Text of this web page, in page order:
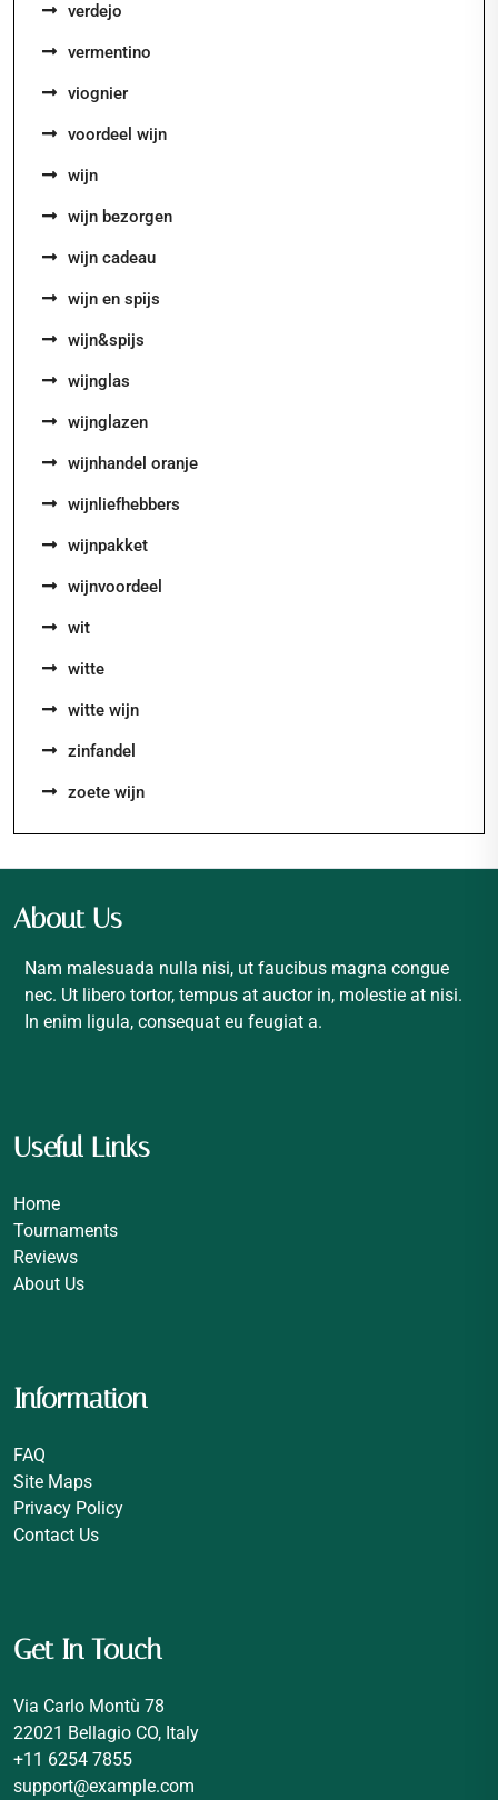
verdejo
vermentino
viognier
voordeel wijn
wijn
wijn bezorgen
wijn cadeau
wijn en spijs
wijn&spijs
wijnglas
wijnglazen
wijnhandel oranje
wijnliefhebbers
wijnpakket
wijnvoordeel
wit
witte
witte wijn
zinfandel
zoete wijn
About Us
Nam malesuada nulla nisi, ut faucibus magna congue
nec. Ut libero tortor, tempus at auctor in, molestie at nisi.
In enim ligula, consequat eu feugiat a.
Useful Links
Home
Tournaments
Reviews
About Us
Information
FAQ
Site Maps
Privacy Policy
Contact Us
Get In Touch
Via Carlo Montù 78
22021 Bellagio CO, Italy
+11 6254 7855
support@example.com